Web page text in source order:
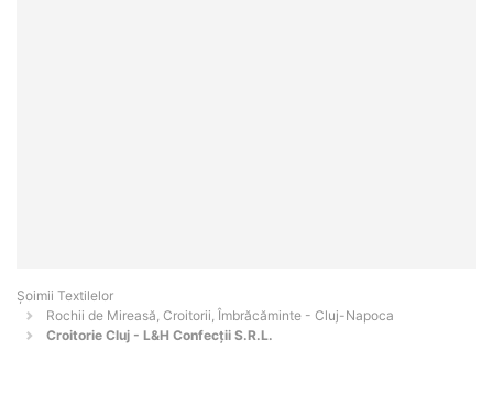
Șoimii Textilelor
Rochii de Mireasă, Croitorii, Îmbrăcăminte - Cluj-Napoca
Croitorie Cluj - L&H Confecţii S.R.L.